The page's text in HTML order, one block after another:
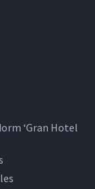
‘Gran Hotel